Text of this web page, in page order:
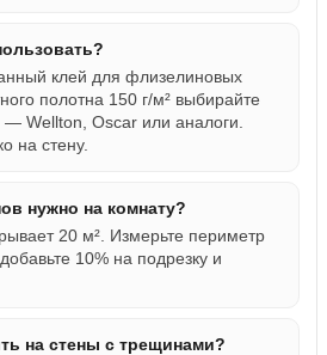
клей для флизелиновых
полотна 150 г/м² выбирайте
Wellton, Oscar или аналоги.
на стену.
нужно на комнату?
20 м². Измерьте периметр
10% на подрезку и
на стены с трещинами?